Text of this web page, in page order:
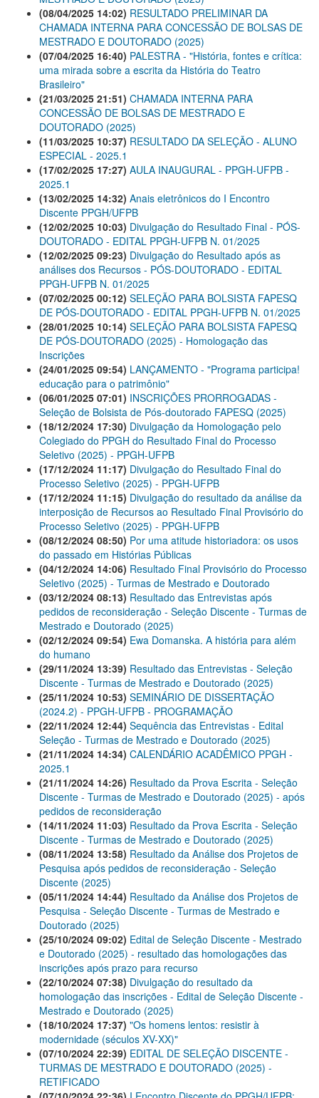
(08/04/2025 14:02) RESULTADO PRELIMINAR DA
CHAMADA INTERNA PARA CONCESSÃO DE BOLSAS DE
MESTRADO E DOUTORADO (2025)
(07/04/2025 16:40) PALESTRA - "História, fontes e crítica:
uma mirada sobre a escrita da História do Teatro
Brasileiro"
(21/03/2025 21:51) CHAMADA INTERNA PARA
CONCESSÃO DE BOLSAS DE MESTRADO E
DOUTORADO (2025)
(11/03/2025 10:37) RESULTADO DA SELEÇÃO - ALUNO
ESPECIAL - 2025.1
(17/02/2025 17:27) AULA INAUGURAL - PPGH-UFPB -
2025.1
(13/02/2025 14:32) Anais eletrônicos do I Encontro
Discente PPGH/UFPB
(12/02/2025 10:03) Divulgação do Resultado Final - PÓS-
DOUTORADO - EDITAL PPGH-UFPB N. 01/2025
(12/02/2025 09:23) Divulgação do Resultado após as
análises dos Recursos - PÓS-DOUTORADO - EDITAL
PPGH-UFPB N. 01/2025
(07/02/2025 00:12) SELEÇÃO PARA BOLSISTA FAPESQ
DE PÓS-DOUTORADO - EDITAL PPGH-UFPB N. 01/2025
(28/01/2025 10:14) SELEÇÃO PARA BOLSISTA FAPESQ
DE PÓS-DOUTORADO (2025) - Homologação das
Inscrições
(24/01/2025 09:54) LANÇAMENTO - "Programa participa!
educação para o patrimônio"
(06/01/2025 07:01) INSCRIÇÕES PRORROGADAS -
Seleção de Bolsista de Pós-doutorado FAPESQ (2025)
(18/12/2024 17:30) Divulgação da Homologação pelo
Colegiado do PPGH do Resultado Final do Processo
Seletivo (2025) - PPGH-UFPB
(17/12/2024 11:17) Divulgação do Resultado Final do
Processo Seletivo (2025) - PPGH-UFPB
(17/12/2024 11:15) Divulgação do resultado da análise da
interposição de Recursos ao Resultado Final Provisório do
Processo Seletivo (2025) - PPGH-UFPB
(08/12/2024 08:50) Por uma atitude historiadora: os usos
do passado em Histórias Públicas
(04/12/2024 14:06) Resultado Final Provisório do Processo
Seletivo (2025) - Turmas de Mestrado e Doutorado
(03/12/2024 08:13) Resultado das Entrevistas após
pedidos de reconsideração - Seleção Discente - Turmas de
Mestrado e Doutorado (2025)
(02/12/2024 09:54) Ewa Domanska. A história para além
do humano
(29/11/2024 13:39) Resultado das Entrevistas - Seleção
Discente - Turmas de Mestrado e Doutorado (2025)
(25/11/2024 10:53) SEMINÁRIO DE DISSERTAÇÃO
(2024.2) - PPGH-UFPB - PROGRAMAÇÃO
(22/11/2024 12:44) Sequência das Entrevistas - Edital
Seleção - Turmas de Mestrado e Doutorado (2025)
(21/11/2024 14:34) CALENDÁRIO ACADÊMICO PPGH -
2025.1
(21/11/2024 14:26) Resultado da Prova Escrita - Seleção
Discente - Turmas de Mestrado e Doutorado (2025) - após
pedidos de reconsideração
(14/11/2024 11:03) Resultado da Prova Escrita - Seleção
Discente - Turmas de Mestrado e Doutorado (2025)
(08/11/2024 13:58) Resultado da Análise dos Projetos de
Pesquisa após pedidos de reconsideração - Seleção
Discente (2025)
(05/11/2024 14:44) Resultado da Análise dos Projetos de
Pesquisa - Seleção Discente - Turmas de Mestrado e
Doutorado (2025)
(25/10/2024 09:02) Edital de Seleção Discente - Mestrado
e Doutorado (2025) - resultado das homologações das
inscrições após prazo para recurso
(22/10/2024 07:38) Divulgação do resultado da
homologação das inscrições - Edital de Seleção Discente -
Mestrado e Doutorado (2025)
(18/10/2024 17:37) "Os homens lentos: resistir à
modernidade (séculos XV-XX)"
(07/10/2024 22:39) EDITAL DE SELEÇÃO DISCENTE -
TURMAS DE MESTRADO E DOUTORADO (2025) -
RETIFICADO